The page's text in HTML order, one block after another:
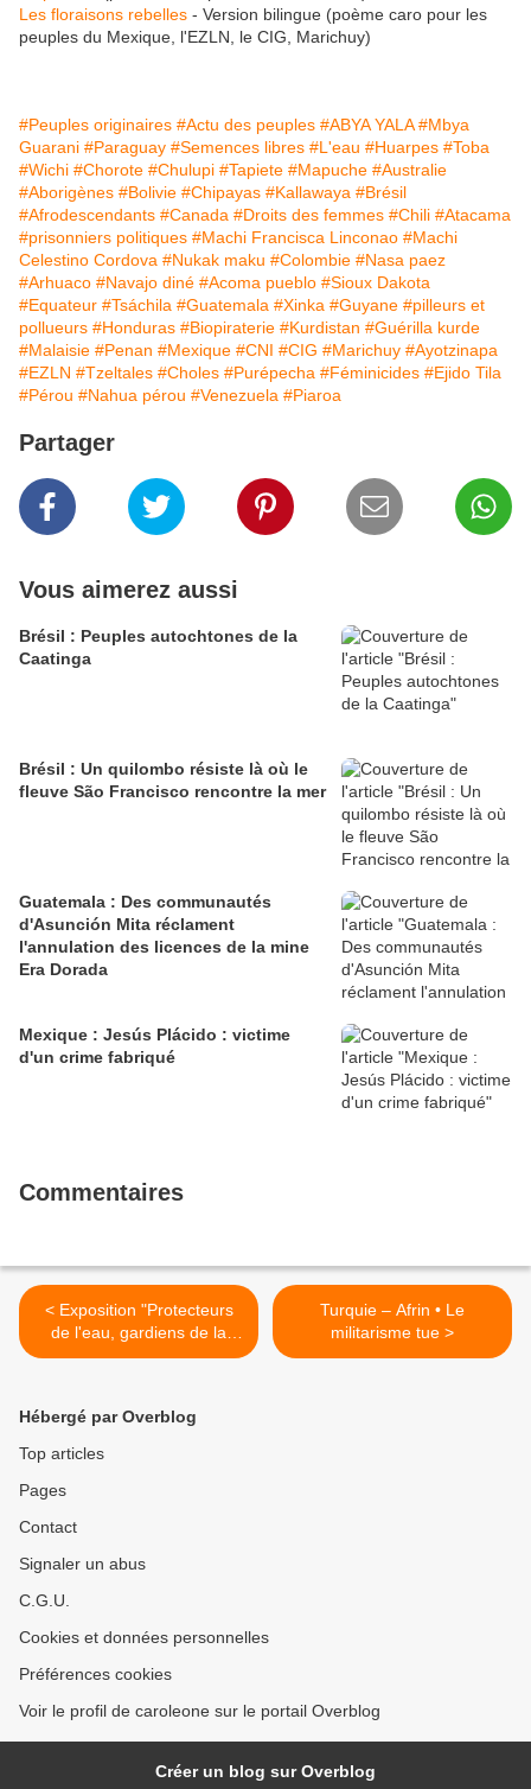
Les floraisons rebelles - Version bilingue (poème caro pour les
peuples du Mexique, l'EZLN, le CIG, Marichuy)
#Peuples originaires #Actu des peuples #ABYA YALA #Mbya
Guarani #Paraguay #Semences libres #L'eau #Huarpes #Toba
#Wichi #Chorote #Chulupi #Tapiete #Mapuche #Australie
#Aborigènes #Bolivie #Chipayas #Kallawaya #Brésil
#Afrodescendants #Canada #Droits des femmes #Chili #Atacama
#prisonniers politiques #Machi Francisca Linconao #Machi
Celestino Cordova #Nukak maku #Colombie #Nasa paez
#Arhuaco #Navajo diné #Acoma pueblo #Sioux Dakota
#Equateur #Tsáchila #Guatemala #Xinka #Guyane #pilleurs et
pollueurs #Honduras #Biopiraterie #Kurdistan #Guérilla kurde
#Malaisie #Penan #Mexique #CNI #CIG #Marichuy #Ayotzinapa
#EZLN #Tzeltales #Choles #Purépecha #Féminicides #Ejido Tila
#Pérou #Nahua pérou #Venezuela #Piaroa
Partager
Vous aimerez aussi
Brésil : Peuples autochtones de la
Caatinga
Brésil : Un quilombo résiste là où le
fleuve São Francisco rencontre la mer
Guatemala : Des communautés
d'Asunción Mita réclament
l'annulation des licences de la mine
Era Dorada
Mexique : Jesús Plácido : victime
d'un crime fabriqué
Commentaires
< Exposition "Protecteurs
de l'eau, gardiens de la
terre" pendant la semaine
Turquie – Afrin • Le
militarisme tue >
Hébergé par Overblog
Top articles
Pages
Contact
Signaler un abus
C.G.U.
Cookies et données personnelles
Préférences cookies
Voir le profil de caroleone sur le portail Overblog
Créer un blog sur Overblog